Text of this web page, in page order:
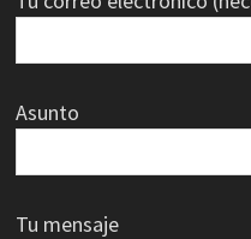
Asunto
Tu mensaje